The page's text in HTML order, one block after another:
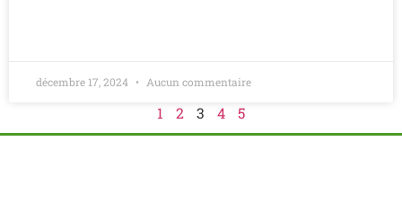
décembre 17, 2024 Aucun commentaire
1 2 3 4 5